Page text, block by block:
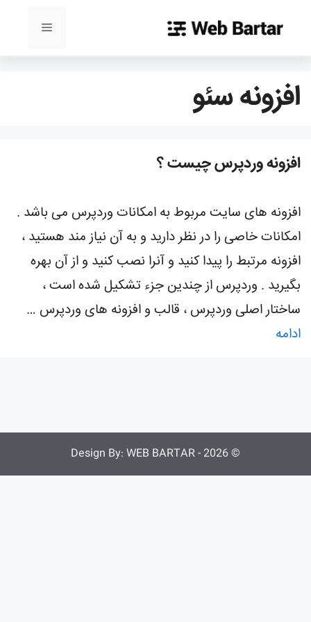
فهرست
افزونه سئو
افزونه وردپرس چیست ؟
افزونه های سایت مربوط به امکانات وردپرس می باشد .
امکانات خاصی را در نظر دارید و به آن نیاز مند هستید ،
افزونه مرتبط را پیدا کنید و آنرا نصب کنید و از آن بهره
بگیرید . وردپرس از چندین جزء تشکیل شده است ،
ساختار اصلی وردپرس ، قالب و افزونه های وردپرس …
ادامه
© 2026 - Design By:
WEB BARTAR